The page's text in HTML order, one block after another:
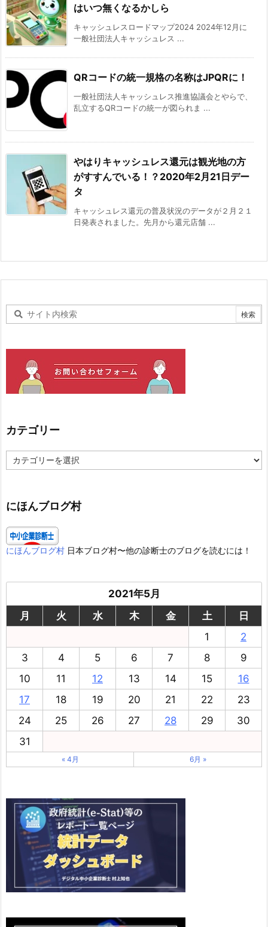
はいつ無くなるかしら
キャッシュレスロードマップ2024 2024年12月に
一般社団法人キャッシュレス ...
QRコードの統一規格の名称はJPQRに！
一般社団法人キャッシュレス推進協議会とやらで、
乱立するQRコードの統一が図られま ...
やはりキャッシュレス還元は観光地の方
がすすんでいる！？2020年2月21日デー
タ
キャッシュレス還元の普及状況のデータが２月２１
日発表されました。先月から還元店舗 ...
カテゴリー
テ
ー
にほんブログ村
にほんブログ村 日本ブログ村〜他の診断士のブログを読むには！
2021年5月
月
火 水 木 金 土
日
1
2
3
4 5 6 7 8
9
10
11 12 13 14 15
16
17
18 19 20 21 22
23
24
25 26 27 28 29
30
31
« 4月 6月 »